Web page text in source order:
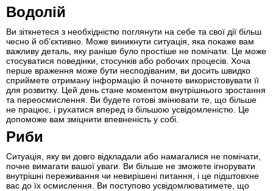
Водолій
Ви зіткнетеся з необхідністю поглянути на себе та свої дії більш
чесно й об’єктивно. Може виникнути ситуація, яка покаже вам
важливу деталь, яку раніше було простіше не помічати. Це може
стосуватися поведінки, стосунків або робочих процесів. Хоча
перше враження може бути несподіваним, ви досить швидко
сприймете отриману інформацію й почнете використовувати її
для розвитку. Цей день стане моментом внутрішнього зростання
та переосмислення. Ви будете готові змінювати те, що більше
не працює, і рухатися вперед із більшою усвідомленістю. Це
допоможе вам зміцнити впевненість у собі.
Риби
Ситуація, яку ви довго відкладали або намагалися не помічати,
почне вимагати вашої уваги. Ви більше не зможете ігнорувати
внутрішні переживання чи невирішені питання, і це підштовхне
вас до їх осмислення. Ви поступово усвідомлюватимете, що